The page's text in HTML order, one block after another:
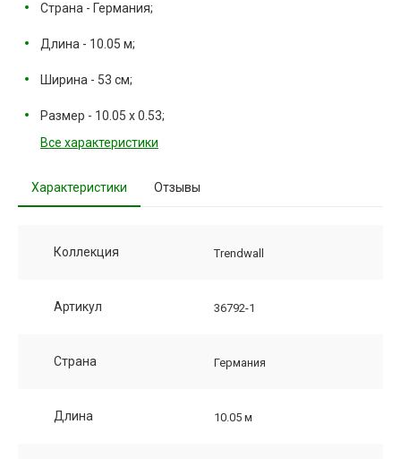
Страна - Германия;
Длина - 10.05 м;
Ширина - 53 см;
Размер - 10.05 х 0.53;
Все характеристики
Характеристики Отзывы
Коллекция Trendwall
Артикул 36792-1
Страна Германия
Длина 10.05 м